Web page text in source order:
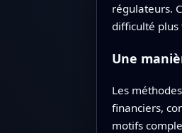
régulateurs.
difficulté plus
Une
Les
financiers,
motifs